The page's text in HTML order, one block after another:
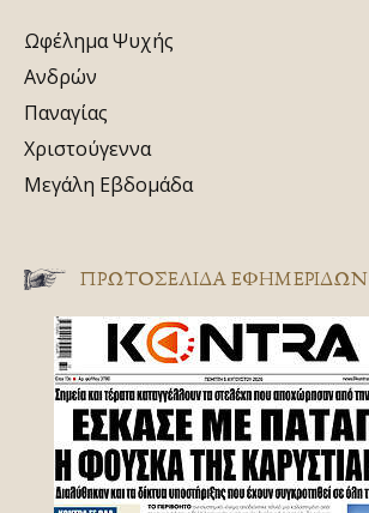
Ωφέλημα Ψυχής
Ανδρών
Παναγίας
Χριστούγεννα
Μεγάλη Εβδομάδα
ΠΡΩΤΟΣΈΛΙΔΑ ΕΦΗΜΕΡΊΔΩΝ